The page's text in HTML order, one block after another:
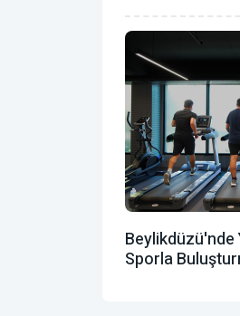
Beylikdüzü'nde
Sporla